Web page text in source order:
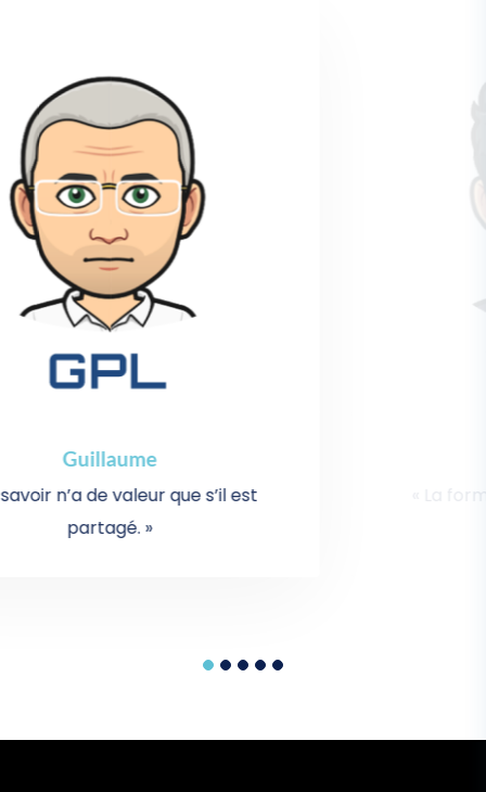
« La formation est l'essence de tout